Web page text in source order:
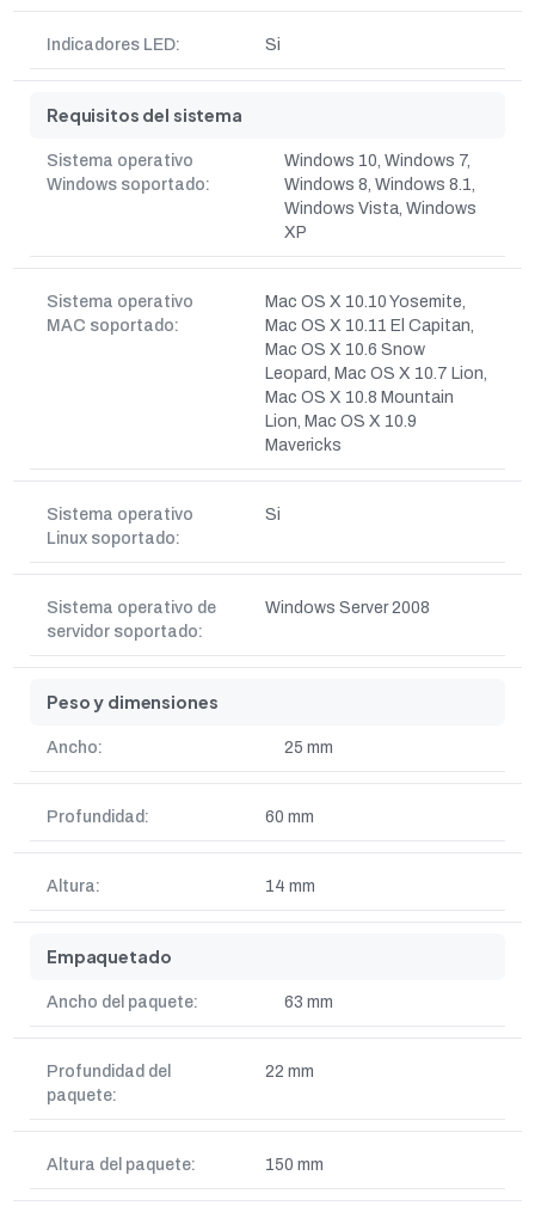
Indicadores LED: Si
Requisitos del sistema
Sistema operativo
Windows soportado:
Windows 10, Windows 7,
Windows 8, Windows 8.1,
Windows Vista, Windows
XP
Sistema operativo
MAC soportado:
Mac OS X 10.10 Yosemite,
Mac OS X 10.11 El Capitan,
Mac OS X 10.6 Snow
Leopard, Mac OS X 10.7 Lion,
Mac OS X 10.8 Mountain
Lion, Mac OS X 10.9
Mavericks
Sistema operativo
Linux soportado:
Si
Sistema operativo de
servidor soportado:
Windows Server 2008
Peso y dimensiones
Ancho: 25 mm
Profundidad: 60 mm
Altura: 14 mm
Empaquetado
Ancho del paquete: 63 mm
Profundidad del
paquete:
22 mm
Altura del paquete: 150 mm